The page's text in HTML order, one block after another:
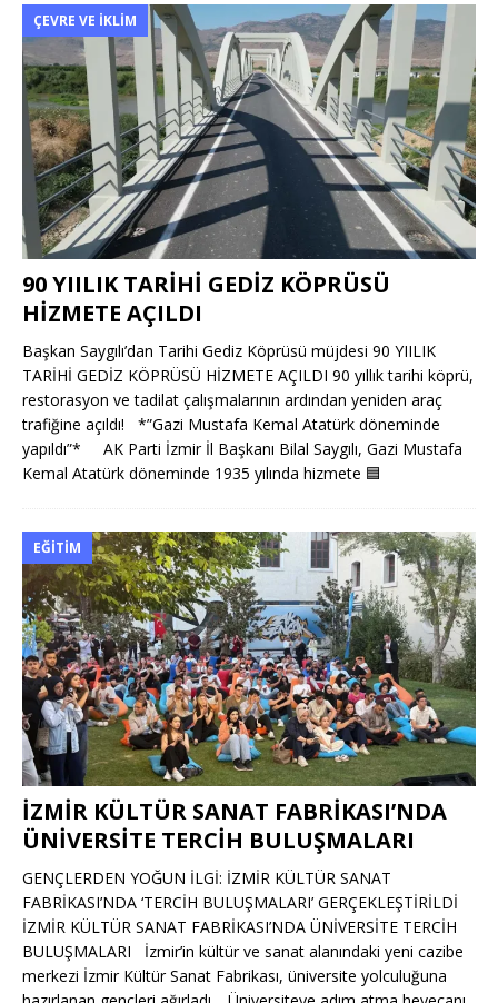
ÇEVRE VE İKLIM
90 YIILIK TARİHİ GEDİZ KÖPRÜSÜ
HİZMETE AÇILDI
Başkan Saygılı’dan Tarihi Gediz Köprüsü müjdesi 90 YIILIK
TARİHİ GEDİZ KÖPRÜSÜ HİZMETE AÇILDI 90 yıllık tarihi köprü,
restorasyon ve tadilat çalışmalarının ardından yeniden araç
trafiğine açıldı! *”Gazi Mustafa Kemal Atatürk döneminde
yapıldı”* AK Parti İzmir İl Başkanı Bilal Saygılı, Gazi Mustafa
Kemal Atatürk döneminde 1935 yılında hizmete 🟦
EĞITIM
İZMİR KÜLTÜR SANAT FABRİKASI’NDA
ÜNİVERSİTE TERCİH BULUŞMALARI
GENÇLERDEN YOĞUN İLGİ: İZMİR KÜLTÜR SANAT
FABRİKASI’NDA ‘TERCİH BULUŞMALARI’ GERÇEKLEŞTİRİLDİ
İZMİR KÜLTÜR SANAT FABRİKASI’NDA ÜNİVERSİTE TERCİH
BULUŞMALARI İzmir’in kültür ve sanat alanındaki yeni cazibe
merkezi İzmir Kültür Sanat Fabrikası, üniversite yolculuğuna